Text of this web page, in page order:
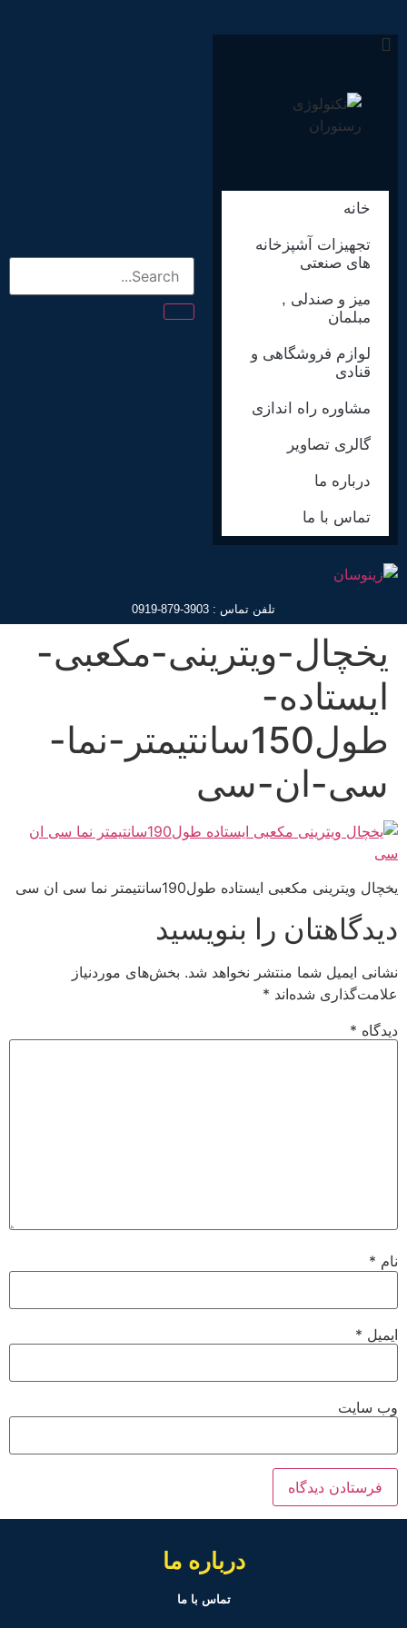
خانه
تجهیزات آشپزخانه
های صنعتی
میز و صندلی ,
مبلمان
لوازم فروشگاهی و
قنادی
مشاوره راه اندازی
گالری تصاویر
درباره ما
تماس با ما
تلفن تماس : 3903-879-0919
یخچال-ویترینی-مکعبی-
ایستاده-
طول150سانتیمتر-نما-
سی-ان-سی
یخچال ویترینی مکعبی ایستاده طول190سانتیمتر نما سی ان سی
دیدگاهتان را بنویسید
نشانی ایمیل شما منتشر نخواهد شد. بخش‌های موردنیاز
علامت‌گذاری شده‌اند *
دیدگاه *
نام *
ایمیل *
وب‌ سایت
درباره ما
تماس با ما